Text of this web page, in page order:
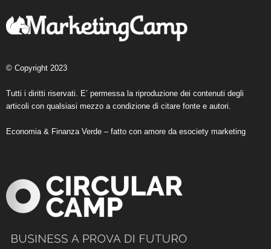
© Copyright 2023
Tutti i diritti riservati. E’ permessa la riproduzione dei contenuti degli
articoli con qualsiasi mezzo a condizione di citare fonte e autori.
Economia & Finanza Verde – fatto con amore da esociety marketing